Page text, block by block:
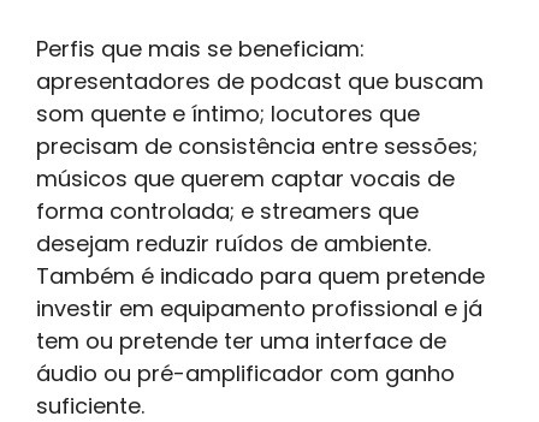
Perfis que mais se beneficiam:
apresentadores de podcast que buscam
som quente e íntimo; locutores que
precisam de consistência entre sessões;
músicos que querem captar vocais de
forma controlada; e streamers que
desejam reduzir ruídos de ambiente.
Também é indicado para quem pretende
investir em equipamento profissional e já
tem ou pretende ter uma interface de
áudio ou pré-amplificador com ganho
suficiente.